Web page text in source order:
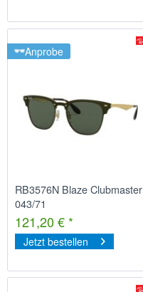
Anprobe
RB3576N Blaze Clubmaster
043/71
121,20 € *
Jetzt bestellen